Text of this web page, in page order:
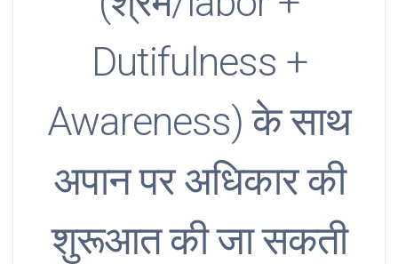
Dutifulness +
Awareness) के साथ
अपान पर अधिकार की
शुरूआत की जा सकती